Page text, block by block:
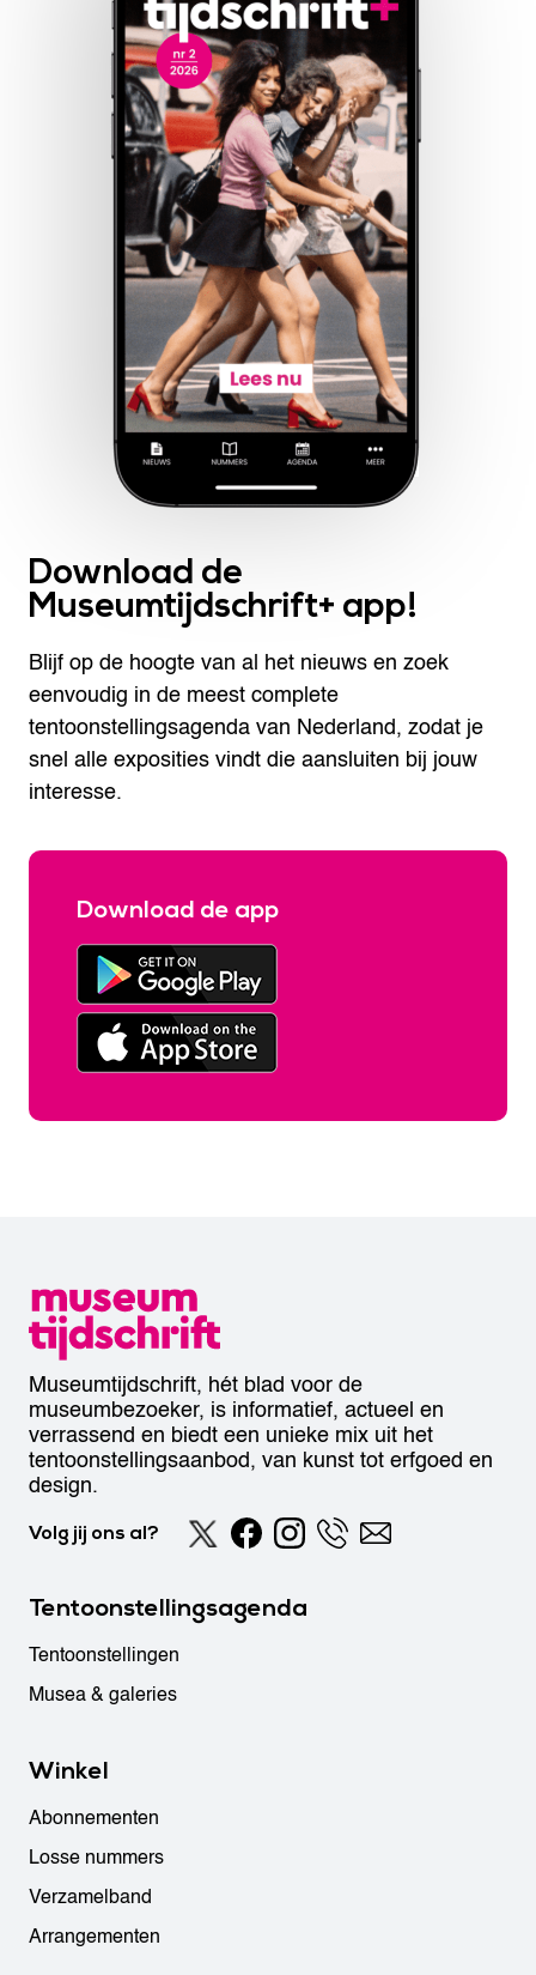
Download de
Museumtijdschrift+ app!
Blijf op de hoogte van al het nieuws en zoek
eenvoudig in de meest complete
tentoonstellingsagenda van Nederland, zodat je
snel alle exposities vindt die aansluiten bij jouw
interesse.
Download de app
Museumtijdschrift, hét blad voor de
museumbezoeker, is informatief, actueel en
verrassend en biedt een unieke mix uit het
tentoonstellingsaanbod, van kunst tot erfgoed en
design.
Volg jij ons al?
Tentoonstellingsagenda
Tentoonstellingen
Musea & galeries
Winkel
Abonnementen
Losse nummers
Verzamelband
Arrangementen